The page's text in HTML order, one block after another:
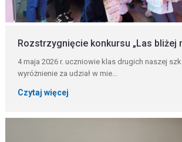
Rozstrzygnięcie konkursu „Las bliżej
4 maja 2026 r. uczniowie klas drugich naszej
wyróżnienie za udział w mie...
Czytaj więcej